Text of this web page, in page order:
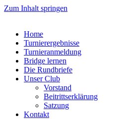
Zum Inhalt springen
Home
Turnierergebnisse
Turnieranmeldung
Bridge lernen
Die Rundbriefe
Unser Club
Vorstand
Beitrittserklärung
Satzung
Kontakt